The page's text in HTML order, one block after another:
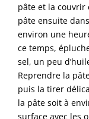
pâte et la couvrir
pâte ensuite
environ une
ce temps,
sel, un peu
Reprendre la
puis la tirer
la pâte soit à
surface avec les